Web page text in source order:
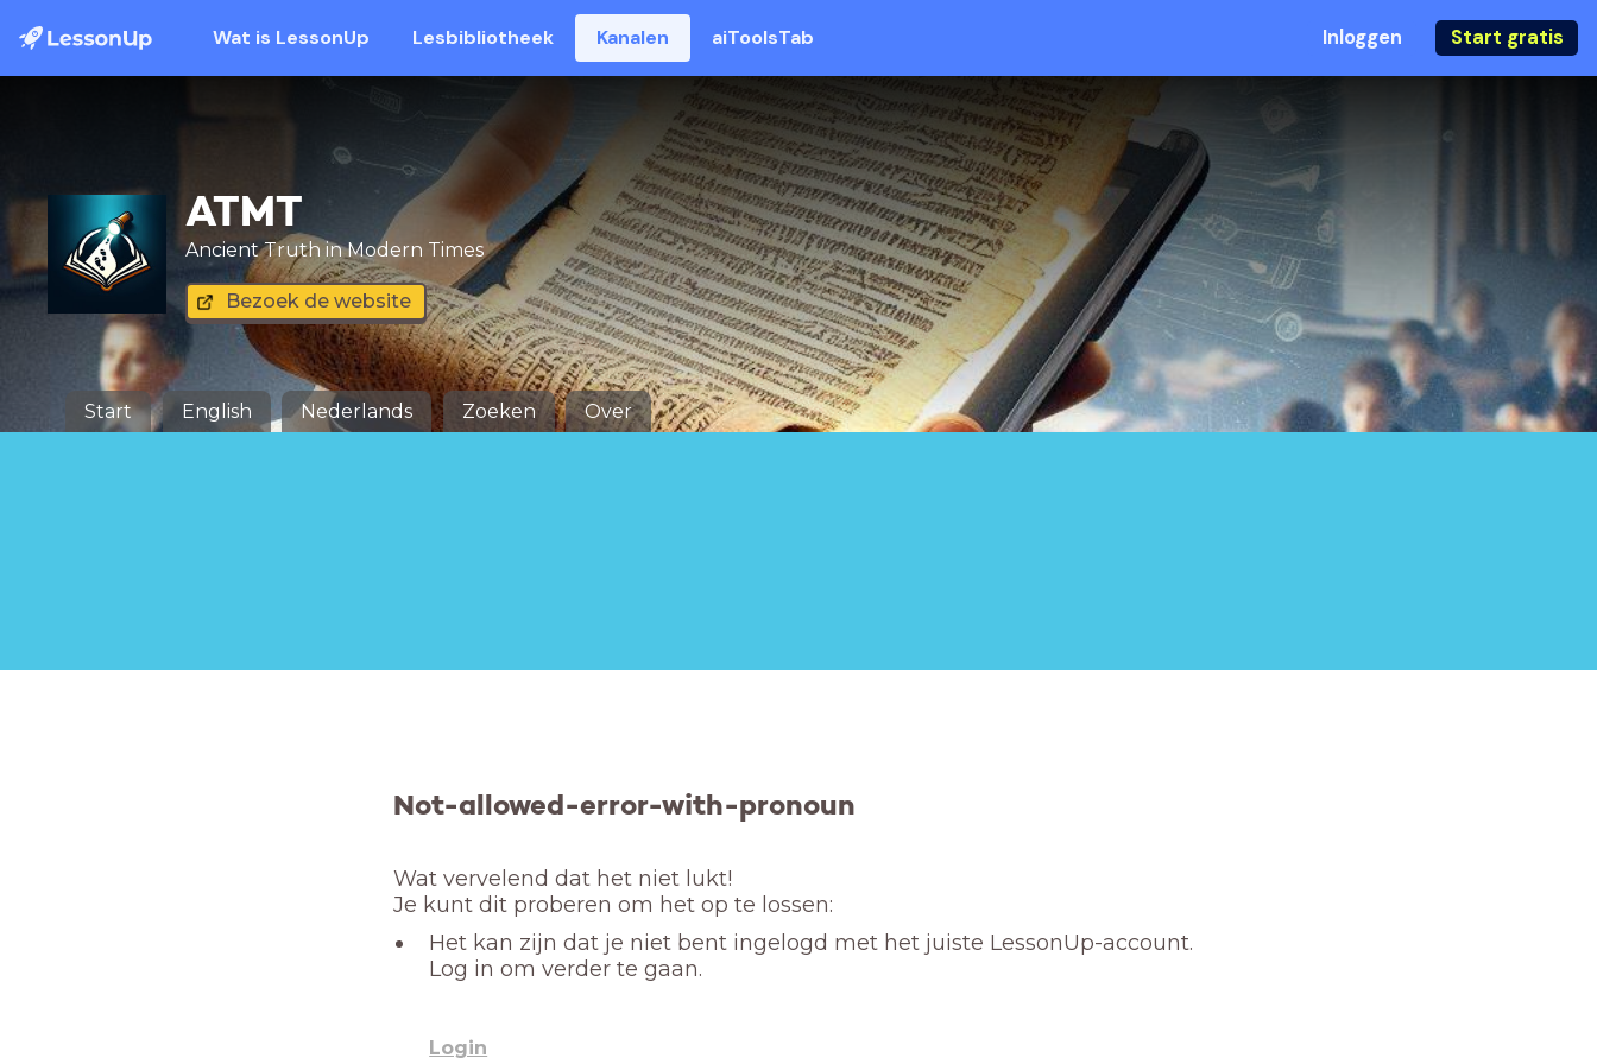
Wat is LessonUp Lesbibliotheek Kanalen aiToolsTab Inloggen Start gratis
ATMT
Ancient Truth in Modern Times
Bezoek de website
Start English Nederlands Zoeken Over
Not-allowed-error-with-pronoun
Wat vervelend dat het niet lukt!
Je kunt dit proberen om het op te lossen:
Het kan zijn dat je niet bent ingelogd met het juiste LessonUp-account.
Log in om verder te gaan.
Login